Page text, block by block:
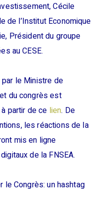
Cécile
de l’Institut Economique
Président du groupe
au CESE.
le Ministre de
du congrès est
partir de ce lien. De
les réactions de la
mis en ligne
de la FNSEA.
le Congrès: un hashtag